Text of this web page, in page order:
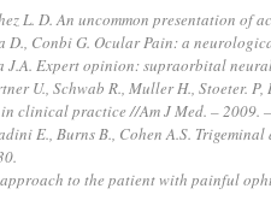
L. D. An uncommon presentation of
D., Conbi G. Ocular Pain: a
J.A. Expert opinion: supraorbital
U., Schwab R., Muller H., Stoeter.
clinical practice //Am J Med. – 2009.
E., Burns B., Cohen A.S.
to the patient with painful